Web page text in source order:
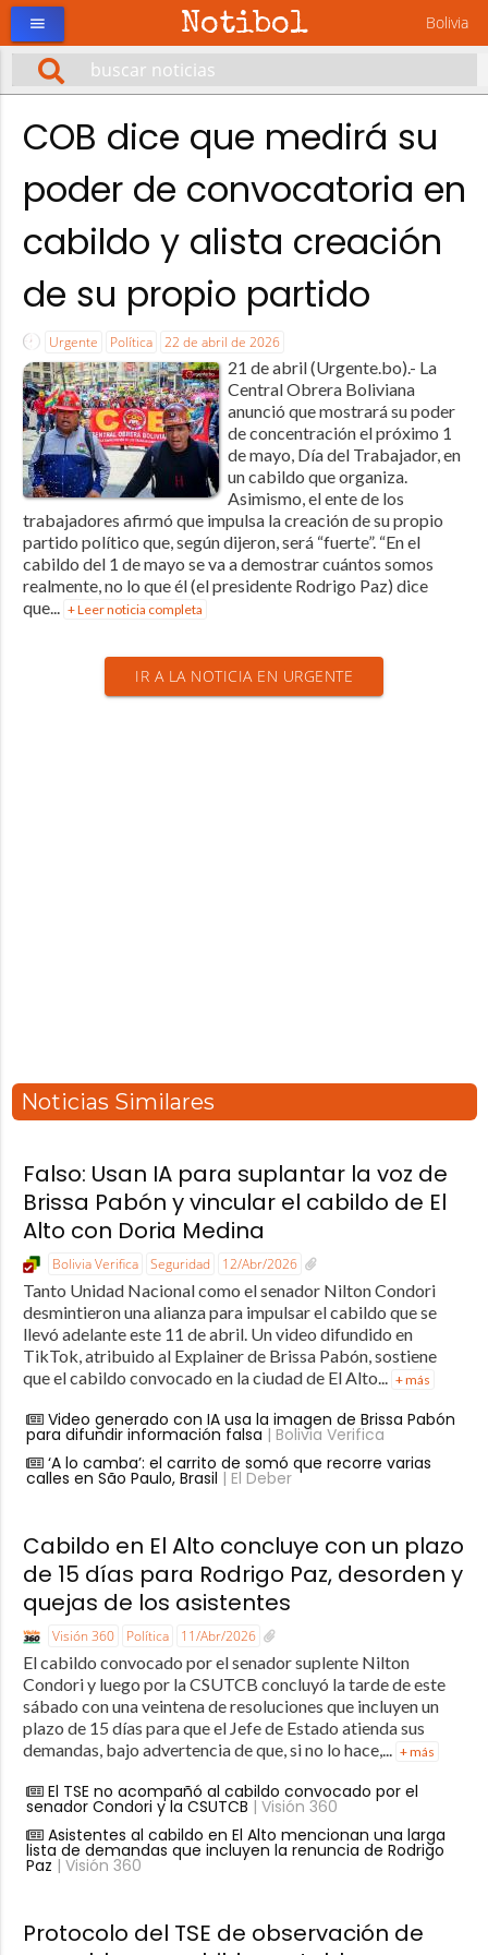
Notibol Bolivia
menu
COB dice que medirá su
poder de convocatoria en
cabildo y alista creación
de su propio partido
Urgente Política 22 de abril de 2026
21 de abril (Urgente.bo).- La
Central Obrera Boliviana
anunció que mostrará su poder
de concentración el próximo 1
de mayo, Día del Trabajador, en
un cabildo que organiza.
Asimismo, el ente de los
trabajadores afirmó que impulsa la creación de su propio
partido político que, según dijeron, será “fuerte”. “En el
cabildo del 1 de mayo se va a demostrar cuántos somos
realmente, no lo que él (el presidente Rodrigo Paz) dice
que... + Leer noticia completa
IR A LA NOTICIA EN URGENTE
Noticias Similares
Falso: Usan IA para suplantar la voz de
Brissa Pabón y vincular el cabildo de El
Alto con Doria Medina
Bolivia Verifica Seguridad 12/Abr/2026
Tanto Unidad Nacional como el senador Nilton Condori
desmintieron una alianza para impulsar el cabildo que se
llevó adelante este 11 de abril. Un video difundido en
TikTok, atribuido al Explainer de Brissa Pabón, sostiene
que el cabildo convocado en la ciudad de El Alto... + más
Video generado con IA usa la imagen de Brissa Pabón
para difundir información falsa | Bolivia Verifica
‘A lo camba’: el carrito de somó que recorre varias
calles en São Paulo, Brasil | El Deber
Cabildo en El Alto concluye con un plazo
de 15 días para Rodrigo Paz, desorden y
quejas de los asistentes
Visión 360 Política 11/Abr/2026
El cabildo convocado por el senador suplente Nilton
Condori y luego por la CSUTCB concluyó la tarde de este
sábado con una veintena de resoluciones que incluyen un
plazo de 15 días para que el Jefe de Estado atienda sus
demandas, bajo advertencia de que, si no lo hace,...
+ más
El TSE no acompañó al cabildo convocado por el
senador Condori y la CSUTCB | Visión 360
Asistentes al cabildo en El Alto mencionan una larga
lista de demandas que incluyen la renuncia de Rodrigo
Paz | Visión 360
Protocolo del TSE de observación de